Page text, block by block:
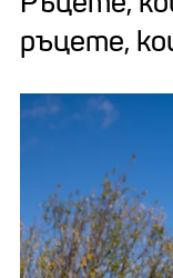
ръцете,